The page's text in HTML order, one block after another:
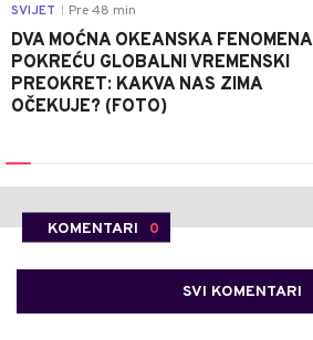
SVIJET Pre 48 min
DVA MOĆNA OKEANSKA FENOMENA
POKREĆU GLOBALNI VREMENSKI
PREOKRET: KAKVA NAS ZIMA
OČEKUJE? (FOTO)
KOMENTARI 0
SVI KOMENTARI